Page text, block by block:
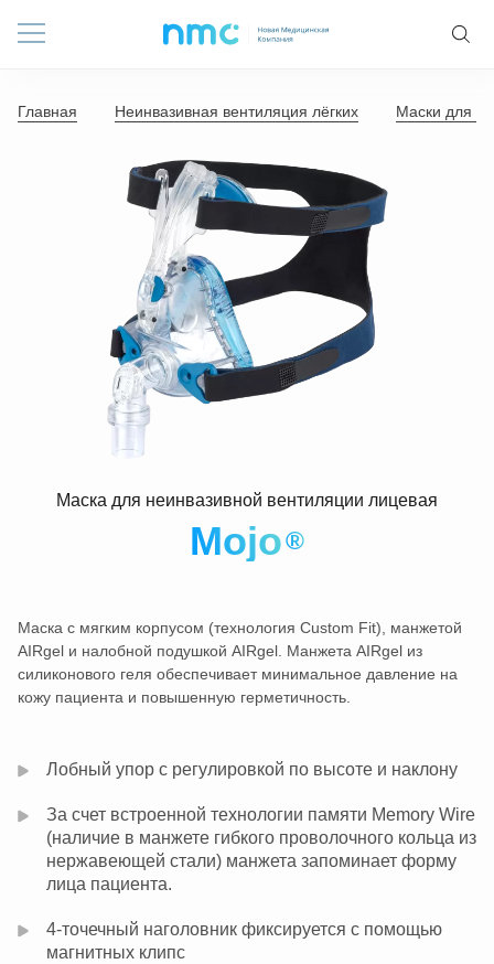
Главная Неинвазивная вентиляция лёгких Маски для
Маска для неинвазивной вентиляции лицевая
Mojo®
Маска с мягким корпусом (технология Custom Fit), манжетой
AIRgel и налобной подушкой AIRgel. Манжета AIRgel из
силиконового геля обеспечивает минимальное давление на
кожу пациента и повышенную герметичность.
Лобный упор с регулировкой по высоте и наклону
За счет встроенной технологии памяти Memory Wire
(наличие в манжете гибкого проволочного кольца из
нержавеющей стали) манжета запоминает форму
лица пациента.
4-точечный наголовник фиксируется с помощью
магнитных клипс